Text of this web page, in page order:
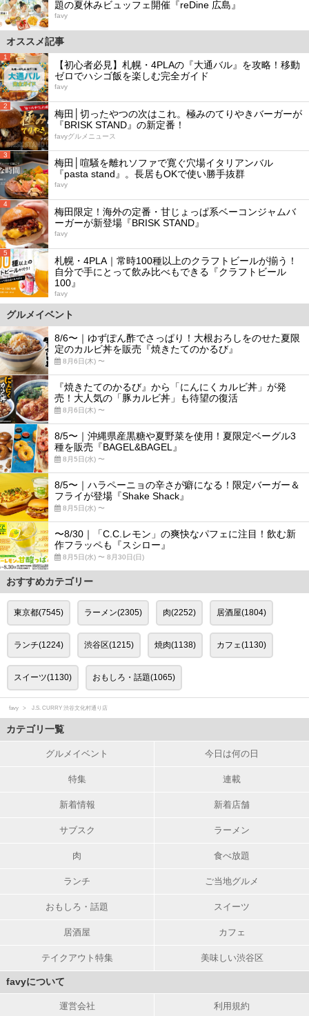
題の夏休みビュッフェ開催『reDine 広島』
favy
オススメ記事
1
【初心者必見】札幌・4PLAの『大通バル』を攻略！移動
ゼロでハシゴ飯を楽しむ完全ガイド
favy
2
梅田│切ったやつの次はこれ。極みのてりやきバーガーが
『BRISK STAND』の新定番！
favyグルメニュース
3
梅田│喧騒を離れソファで寛ぐ穴場イタリアンバル
『pasta stand』。長居もOKで使い勝手抜群
favy
4
梅田限定！海外の定番・甘じょっぱ系ベーコンジャムバ
ーガーが新登場『BRISK STAND』
favy
5
札幌・4PLA｜常時100種以上のクラフトビールが揃う！
自分で手にとって飲み比べもできる『クラフトビール
100』
favy
グルメイベント
8/6〜｜ゆずぽん酢でさっぱり！大根おろしをのせた夏限
定のカルビ丼を販売『焼きたてのかるび』
8月6日(木) 〜
『焼きたてのかるび』から「にんにくカルビ丼」が発
売！大人気の「豚カルビ丼」も待望の復活
8月6日(木) 〜
8/5〜｜沖縄県産黒糖や夏野菜を使用！夏限定ベーグル3
種を販売『BAGEL&BAGEL』
8月5日(水) 〜
8/5〜｜ハラペーニョの辛さが癖になる！限定バーガー＆
フライが登場『Shake Shack』
8月5日(水) 〜
〜8/30｜「C.C.レモン」の爽快なパフェに注目！飲む新
作フラッペも『スシロー』
8月5日(水) 〜 8月30日(日)
おすすめカテゴリー
東京都(7545) ラーメン(2305) 肉(2252) 居酒屋(1804)
ランチ(1224) 渋谷区(1215) 焼肉(1138) カフェ(1130)
スイーツ(1130) おもしろ・話題(1065)
favy J.S. CURRY 渋谷文化村通り店
カテゴリ一覧
グルメイベント 今日は何の日
特集 連載
新着情報 新着店舗
サブスク ラーメン
肉 食べ放題
ランチ ご当地グルメ
おもしろ・話題 スイーツ
居酒屋 カフェ
テイクアウト特集 美味しい渋谷区
favyについて
運営会社 利用規約